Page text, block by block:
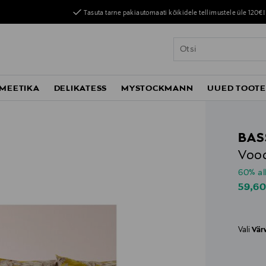
Tasuta tarne pakiautomaati kõikidele tellimustele üle 120€!
DELIKATESS MYSTOCKMANN UUED
60%
Vali